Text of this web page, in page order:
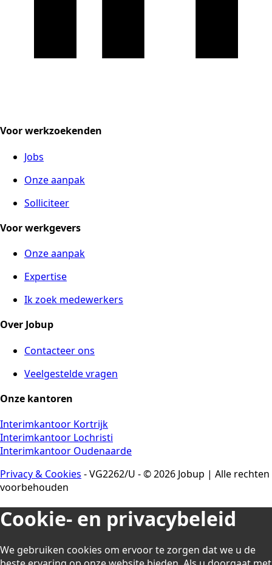
Voor werkzoekenden
Jobs
Onze aanpak
Solliciteer
Voor werkgevers
Onze aanpak
Expertise
Ik zoek medewerkers
Over Jobup
Contacteer ons
Veelgestelde vragen
Onze kantoren
Interimkantoor Kortrijk
Interimkantoor Lochristi
Interimkantoor Oudenaarde
Privacy & Cookies - VG2262/U - © 2026 Jobup | Alle rechten
voorbehouden
Cookie- en privacybeleid
We gebruiken cookies om ervoor te zorgen dat we u de